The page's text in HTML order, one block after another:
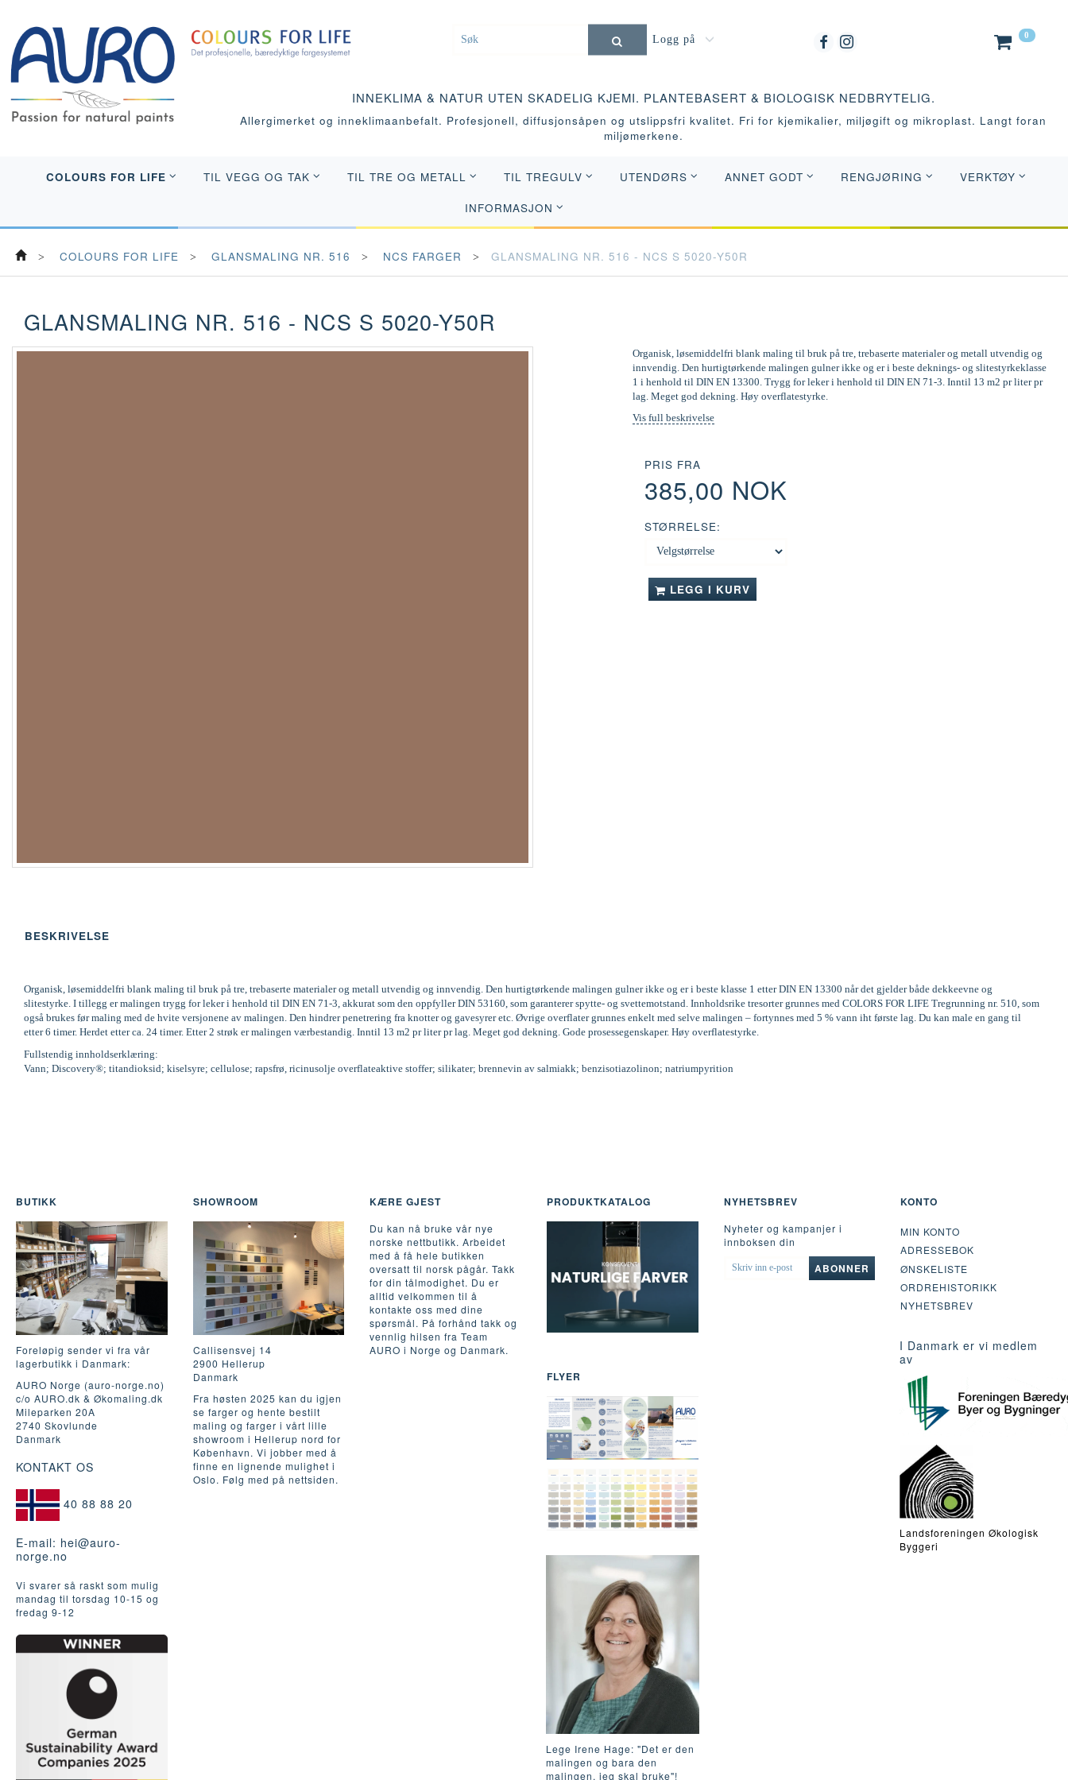
0
Logg på
INNEKLIMA & NATUR UTEN SKADELIG KJEMI. PLANTEBASERT & BIOLOGISK NEDBRYTELIG.
Allergimerket og inneklimaanbefalt. Profesjonell, diffusjonsåpen og utslippsfri kvalitet. Fri for kjemikalier, miljøgift og mikroplast. Langt foran
miljømerkene.
COLOURS FOR LIFE TIL VEGG OG TAK TIL TRE OG METALL TIL TREGULV UTENDØRS ANNET GODT RENGJØRING VERKTØY
INFORMASJON
COLOURS FOR LIFE GLANSMALING NR. 516 NCS FARGER GLANSMALING NR. 516 - NCS S 5020-Y50R
GLANSMALING NR. 516 - NCS S 5020-Y50R
Organisk, løsemiddelfri blank maling til bruk på tre, trebaserte materialer og metall utvendig og
innvendig. Den hurtigtørkende malingen gulner ikke og er i beste deknings- og slitestyrkeklasse
1 i henhold til DIN EN 13300. Trygg for leker i henhold til DIN EN 71-3. Inntil 13 m2 pr liter pr
lag. Meget god dekning. Høy overflatestyrke.
Vis full beskrivelse
PRIS FRA
385,00 NOK
STØRRELSE:
LEGG I KURV
BESKRIVELSE
Organisk, løsemiddelfri blank maling til bruk på tre, trebaserte materialer og metall utvendig og innvendig. Den hurtigtørkende malingen gulner ikke og er i beste klasse 1 etter DIN EN 13300 når det gjelder både dekkeevne og
slitestyrke. I tillegg er malingen trygg for leker i henhold til DIN EN 71-3, akkurat som den oppfyller DIN 53160, som garanterer spytte- og svettemotstand. Innholdsrike tresorter grunnes med COLORS FOR LIFE Tregrunning nr. 510, som
også brukes før maling med de hvite versjonene av malingen. Den hindrer penetrering fra knotter og gavesyrer etc. Øvrige overflater grunnes enkelt med selve malingen – fortynnes med 5 % vann iht første lag. Du kan male en gang til
etter 6 timer. Herdet etter ca. 24 timer. Etter 2 strøk er malingen værbestandig. Inntil 13 m2 pr liter pr lag. Meget god dekning. Gode prosessegenskaper. Høy overflatestyrke.
Fullstendig innholdserklæring:
Vann; Discovery®; titandioksid; kiselsyre; cellulose; rapsfrø, ricinusolje overflateaktive stoffer; silikater; brennevin av salmiakk; benzisotiazolinon; natriumpyrition
BUTIKK
Foreløpig sender vi fra vår
lagerbutikk i Danmark:
AURO Norge (auro-norge.no)
c/o AURO.dk & Økomaling.dk
Mileparken 20A
2740 Skovlunde
Danmark
KONTAKT OS
40 88 88 20
E-mail: hei@auro-
norge.no
Vi svarer så raskt som mulig
mandag til torsdag 10-15 og
fredag ​​9-12
SHOWROOM
Callisensvej 14
2900 Hellerup
Danmark
Fra høsten 2025 kan du igjen
se farger og hente bestilt
maling og farger i vårt lille
showroom i Hellerup nord for
København. Vi jobber med å
finne en lignende mulighet i
Oslo. Følg med på nettsiden.
KÆRE GJEST
Du kan nå bruke vår nye
norske nettbutikk. Arbeidet
med å få hele butikken
oversatt til norsk pågår. Takk
for din tålmodighet. Du er
alltid velkommen til å
kontakte oss med dine
spørsmål. På forhånd takk og
vennlig hilsen fra Team
AURO i Norge og Danmark.
PRODUKTKATALOG
FLYER
Lege Irene Hage: "Det er den
malingen og bara den
malingen, jeg skal bruke"!
NYHETSBREV
Nyheter og kampanjer i
innboksen din
SKRIV
ABONNER
KONTO
MIN KONTO
ADRESSEBOK
ØNSKELISTE
ORDREHISTORIKK
NYHETSBREV
I Danmark er vi medlem
av
Landsforeningen Økologisk
Byggeri